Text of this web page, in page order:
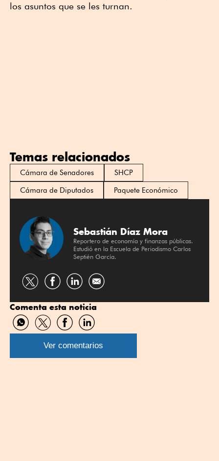
los asuntos que se les turnan.
Temas relacionados
Cámara de Senadores
SHCP
Cámara de Diputados
Paquete Económico
Sebastián Díaz Mora
Reportero de economía y finanzas públicas.
Estudió en la Escuela de Periodismo Carlos
Septién García.
Compartir
Twitter
Compartir
Facebook
Compartir
Linkedin
Comenta esta noticia
Compartir
por
WhatsApp
Compartir
por
Twitter
Compartir
por
Facebook
Compartir
por
Linkedin
Ver comentarios